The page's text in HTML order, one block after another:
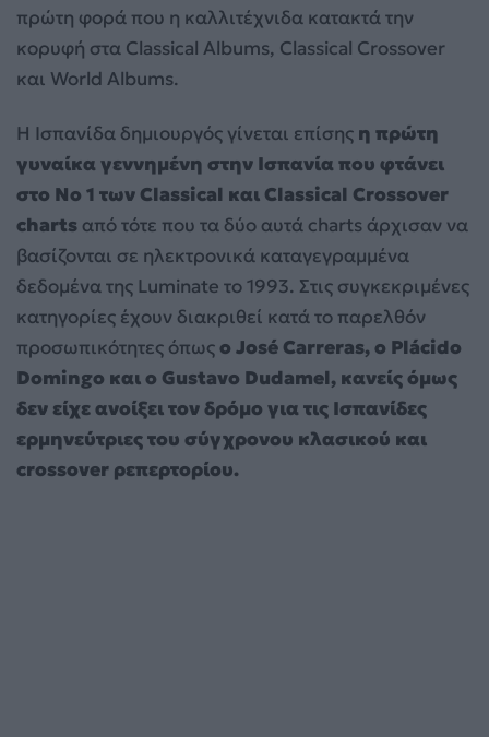
πρώτη φορά που η καλλιτέχνιδα κατακτά την
κορυφή στα Classical Albums, Classical Crossover
και World Albums.
Η Ισπανίδα δημιουργός γίνεται επίσης η πρώτη
γυναίκα γεννημένη στην Ισπανία που φτάνει
στο Νο 1 των Classical και Classical Crossover
charts από τότε που τα δύο αυτά charts άρχισαν να
βασίζονται σε ηλεκτρονικά καταγεγραμμένα
δεδομένα της Luminate το 1993. Στις συγκεκριμένες
κατηγορίες έχουν διακριθεί κατά το παρελθόν
προσωπικότητες όπωςο José Carreras, ο Plácido
Domingo και ο Gustavo Dudamel, κανείς όμως
δεν είχε ανοίξει τον δρόμο για τις Ισπανίδες
ερμηνεύτριες του σύγχρονου κλασικού και
crossover ρεπερτορίου.